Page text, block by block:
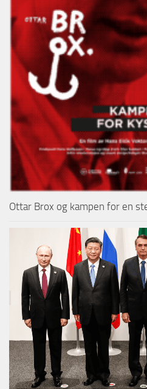
Ottar Brox og kampen for en